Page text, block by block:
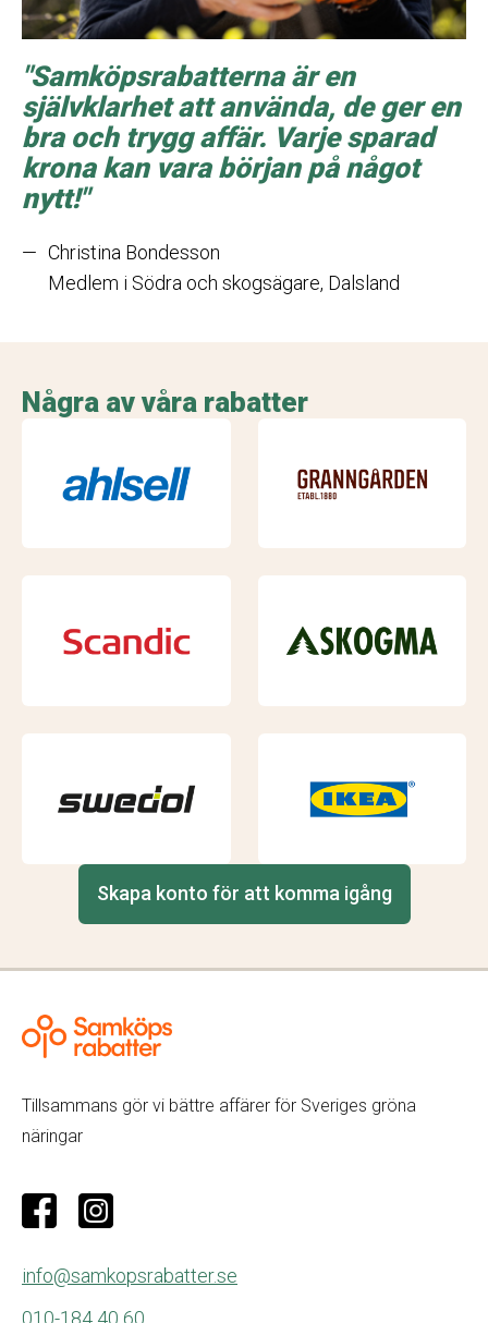
"Samköpsrabatterna är en
självklarhet att använda, de ger en
bra och trygg affär. Varje sparad
krona kan vara början på något
nytt!"
— Christina Bondesson
Medlem i Södra och skogsägare, Dalsland
Några av våra rabatter
Skapa konto för att komma igång
Tillsammans gör vi bättre affärer för Sveriges gröna
näringar
info@samkopsrabatter.se
010-184 40 60